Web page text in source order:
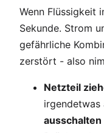
Wenn Flüssigkeit
Sekunde. Strom
gefährliche
zerstört - also
Netzteil
irgendetwas
ausschalten